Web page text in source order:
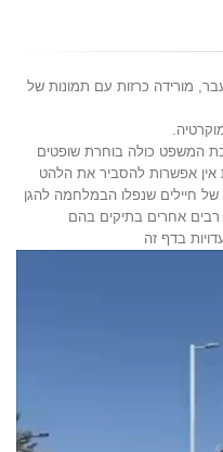
מורידה כרזות עם תמונות של
המשפט כולה בוחרת שופטים
אפשרות להסביר את הלהט
חיילים שנפלו הבמלחמה להגן
אחרים בתיקים בהם
בדף זה